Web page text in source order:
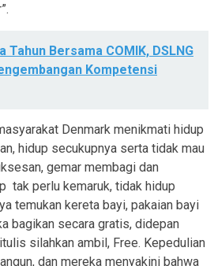
Tahun Bersama COMIK, DSLNG
Kompetensi
Denmark menikmati hidup
hidup secukupnya serta tidak mau
gemar membagi dan
tak perlu kemaruk, tidak hidup
temukan kereta bayi, pakaian bayi
bagikan secara gratis, didepan
silahkan ambil, Free. Kepedulian
dan mereka menyakini bahwa